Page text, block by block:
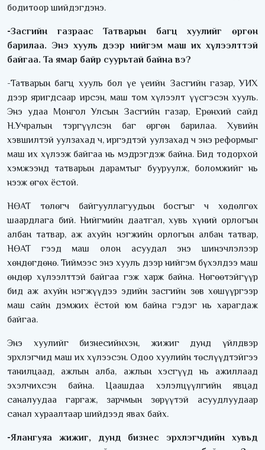
бодитоор шийдэгдэнэ.
-Засгийн газраас Татварын багц хуулийг өргөн
барилаа. Энэ хууль дээр нийгэм маш их хүлээлттэй
байгаа. Та ямар байр суурьтай байна вэ?
-Татварын багц хууль бол үе үеийн Засгийн газар, УИХ
дээр яригдсаар ирсэн, маш том хүлээлт үүсгэсэн хууль.
Энэ удаа Монгол Улсын Засгийн газар, Ерөнхий сайд
Н.Учралын тэргүүлсэн баг өргөн барилаа. Хувийн
хэвшилтэй уулзахад ч, иргэдтэй уулзахад ч энэ реформыг
маш их хүлээж байгаа нь мэдрэгдэж байна. Бид тодорхой
хэмжээнд татварын дарамтыг бууруулж, боломжийг нь
нээж өгөх ёстой.
НӨАТ төлөгч байгууллагуудын босгыг ч хөдөлгөх
шаардлага бий. Нийгмийн даатгал, хувь хүний орлогын
албан татвар, аж ахуйн нэгжийн орлогын албан татвар,
НӨАТ гээд маш олон асуудал энэ шинэчлэлээр
хөндөгдөнө. Тиймээс энэ хууль дээр нийгэм бүхэлдээ маш
өндөр хүлээлттэй байгаа гэж харж байна. Нөгөөтэйгүүр
бид аж ахуйн нэгжүүдээ эдийн засгийн зөв хөшүүргээр
маш сайн дэмжих ёстой юм байна гэдэг нь харагдаж
байгаа.
Энэ хуулийг бизнесийнхэн, жижиг дунд үйлдвэр
эрхлэгчид маш их хүлээсэн. Одоо хуулийн төслүүдтэйгээ
танилцаад, ажлын алба, ажлын хэсгүүд нь ажиллаад
эхэлчихсэн байна. Цаашдаа хэлэлцүүлгийн явцад
саналуудаа гаргаж, зарчмын зөрүүтэй асуудлуудаар
санал хураалтаар шийдээд явах байх.
-Ялангуяа жижиг, дунд бизнес эрхлэгчдийн хувьд